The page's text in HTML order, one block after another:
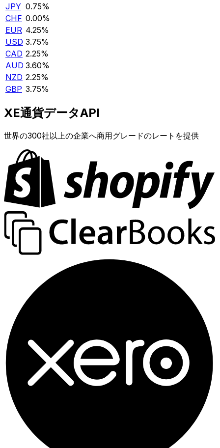
JPY 0.75%
CHF 0.00%
EUR 4.25%
USD 3.75%
CAD 2.25%
AUD 3.60%
NZD 2.25%
GBP 3.75%
XE通貨データAPI
世界の300社以上の企業へ商用グレードのレートを提供